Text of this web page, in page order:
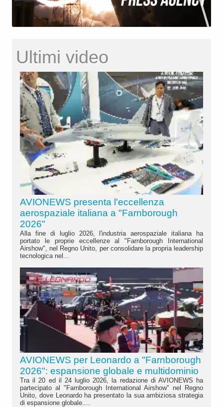
Ultimi video
AVIONEWS presenta l'eccellenza
aerospaziale italiana a "Farnborough
2026"
Alla fine di luglio 2026, l'industria aerospaziale italiana ha
portato le proprie eccellenze al "Farnborough International
Airshow", nel Regno Unito, per consolidare la propria leadership
tecnologica nel...
AVIONEWS per Leonardo a "Farnborough
2026": espansione globale e multidominio
Tra il 20 ed il 24 luglio 2026, la redazione di AVIONEWS ha
partecipato al "Farnborough International Airshow" nel Regno
Unito, dove Leonardo ha presentato la sua ambiziosa strategia
di espansione globale....